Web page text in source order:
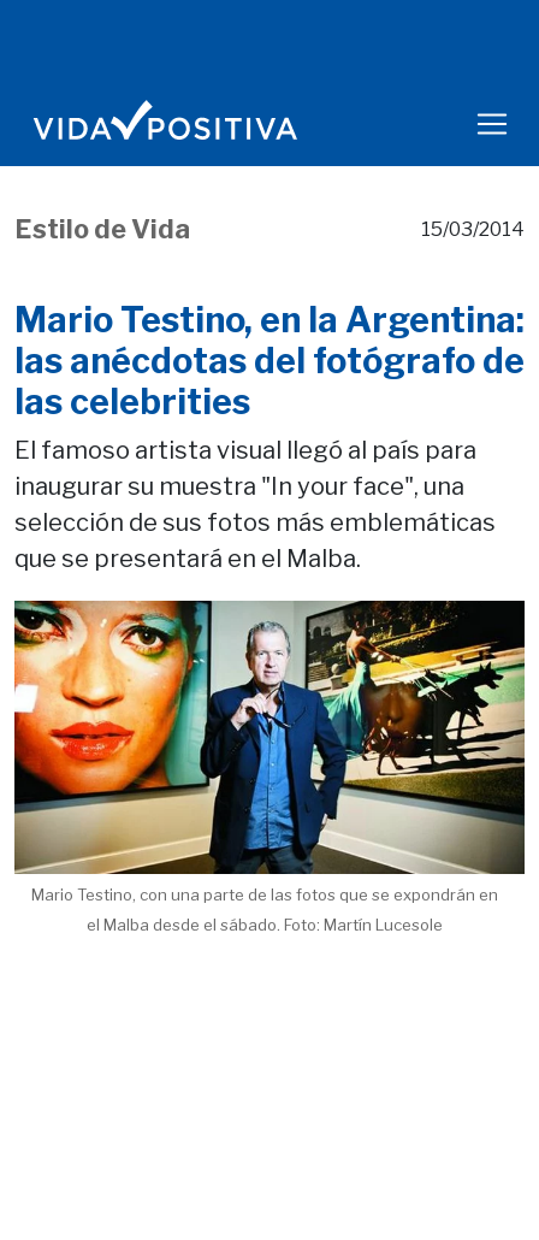
Estilo de Vida 15/03/2014
Mario Testino, en la Argentina:
las anécdotas del fotógrafo de
las celebrities
El famoso artista visual llegó al país para
inaugurar su muestra "In your face", una
selección de sus fotos más emblemáticas
que se presentará en el Malba.
Mario Testino, con una parte de las fotos que se expondrán en
el Malba desde el sábado. Foto: Martín Lucesole